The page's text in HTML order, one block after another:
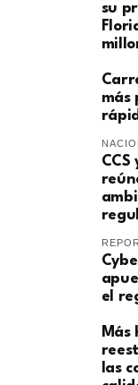
su
más
CCS
el
Más
las